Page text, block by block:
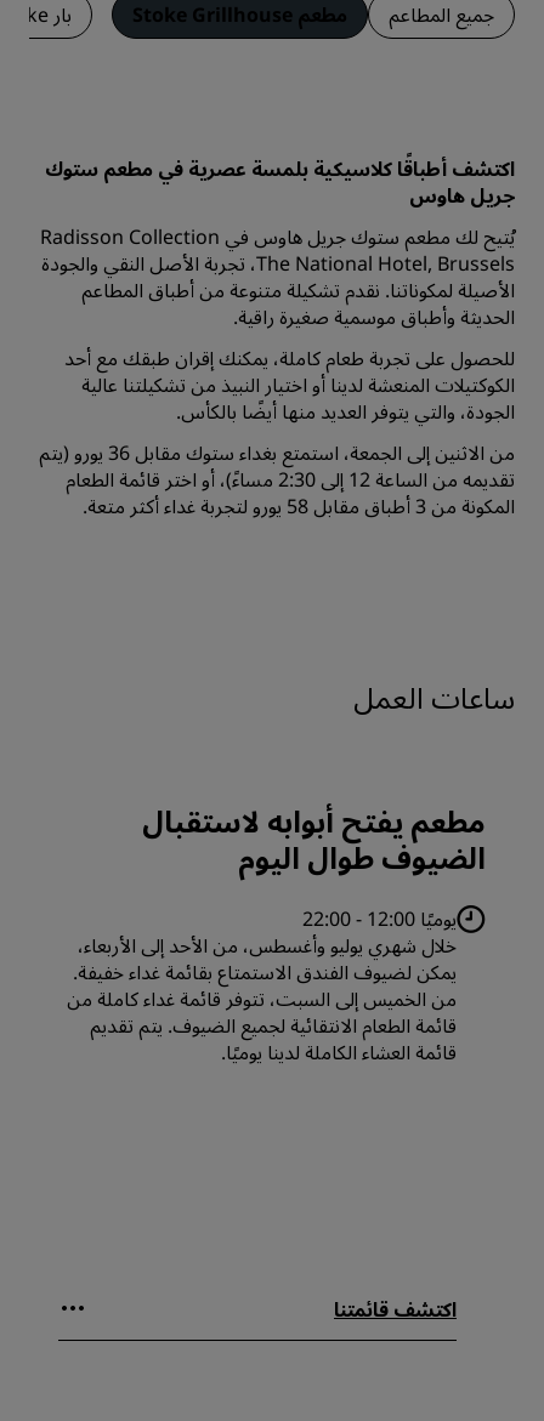
جميع المطاعم مطعم Stoke Grillhouse بار Stoke
اكتشف أطباقًا كلاسيكية بلمسة عصرية في مطعم ستوك
جريل هاوس
يُتيح لك مطعم ستوك جريل هاوس في Radisson Collection
The National Hotel, Brussels، تجربة الأصل النقي والجودة
الأصيلة لمكوناتنا. نقدم تشكيلة متنوعة من أطباق المطاعم
الحديثة وأطباق موسمية صغيرة راقية.
للحصول على تجربة طعام كاملة، يمكنك إقران طبقك مع أحد
الكوكتيلات المنعشة لدينا أو اختيار النبيذ من تشكيلتنا عالية
الجودة، والتي يتوفر العديد منها أيضًا بالكأس.
من الاثنين إلى الجمعة، استمتع بغداء ستوك مقابل 36 يورو (يتم
تقديمه من الساعة 12 إلى 2:30 مساءً)، أو اختر قائمة الطعام
المكونة من 3 أطباق مقابل 58 يورو لتجربة غداء أكثر متعة.
ساعات العمل
مطعم يفتح أبوابه لاستقبال
الضيوف طوال اليوم
يوميًا 12:00 - 22:00
خلال شهري يوليو وأغسطس، من الأحد إلى الأربعاء،
يمكن لضيوف الفندق الاستمتاع بقائمة غداء خفيفة.
من الخميس إلى السبت، تتوفر قائمة غداء كاملة من
قائمة الطعام الانتقائية لجميع الضيوف. يتم تقديم
قائمة العشاء الكاملة لدينا يوميًا.
اكتشف قائمتنا